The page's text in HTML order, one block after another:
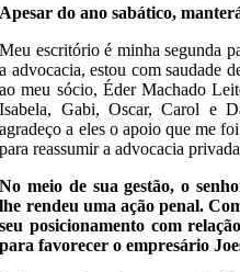
Apesar do ano sabático,
Meu escritório é minha segunda
a advocacia, estou com saudade
ao meu sócio, Éder Machado
Isabela, Gabi, Oscar, Carol e
agradeço a eles o apoio que me
para reassumir a advocacia
No meio de sua gestão, o
lhe rendeu uma ação penal.
seu posicionamento com
para favorecer o empresário